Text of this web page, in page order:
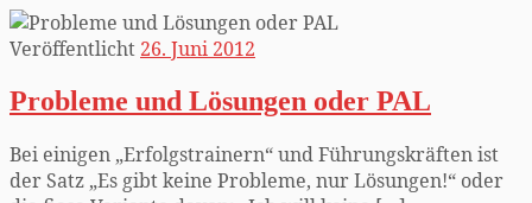
Veröffentlicht 26. Juni 2012
Probleme und Lösungen oder PAL
Bei einigen „Erfolgstrainern“ und Führungskräften ist
der Satz „Es gibt keine Probleme, nur Lösungen!“ oder